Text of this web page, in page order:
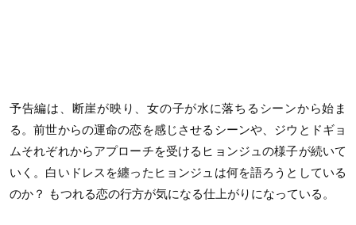
予告編は、断崖が映り、女の子が水に落ちるシーンから始ま
る。前世からの運命の恋を感じさせるシーンや、ジウとドギョ
ムそれぞれからアプローチを受けるヒョンジュの様子が続いて
いく。白いドレスを纏ったヒョンジュは何を語ろうとしている
のか？ もつれる恋の行方が気になる仕上がりになっている。